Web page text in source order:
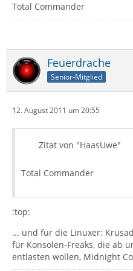
Total Commander
Feuerdrache
Senior-Mitglied
12. August 2011 um 20:55
Zitat von "HaasUwe"
Total Commander
:top:
... und für die Linuxer:
für Konsolen-Freaks, die ab
entlasten wollen, Midnight